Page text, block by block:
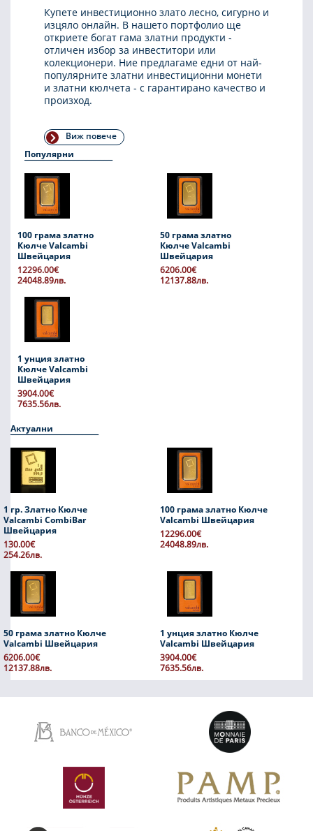
Купете инвестиционно злато лесно, сигурно и
изцяло онлайн. В нашето портфолио ще
откриете богат гама златни продукти -
отличен избор за инвеститори или
колекционери. Ние предлагаме едни от най-
популярните златни инвестиционни монети
и златни кюлчета - с гарантирано качество и
произход.
Виж повече
Популярни
100 грама златно
Кюлче Valcambi
Швейцария
12296.00€
24048.89лв.
50 грама златно
Кюлче Valcambi
Швейцария
6206.00€
12137.88лв.
1 унция златно
Кюлче Valcambi
Швейцария
3904.00€
7635.56лв.
Актуални
1 гр. Златно Кюлче
Valcambi CombiBar
Швейцария
130.00€
254.26лв.
100 грама златно Кюлче
Valcambi Швейцария
12296.00€
24048.89лв.
50 грама златно Кюлче
Valcambi Швейцария
6206.00€
12137.88лв.
1 унция златно Кюлче
Valcambi Швейцария
3904.00€
7635.56лв.